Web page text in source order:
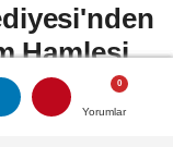
Yorumlar
Yorumlar
Hamlesi
Ekim
Yorumlar